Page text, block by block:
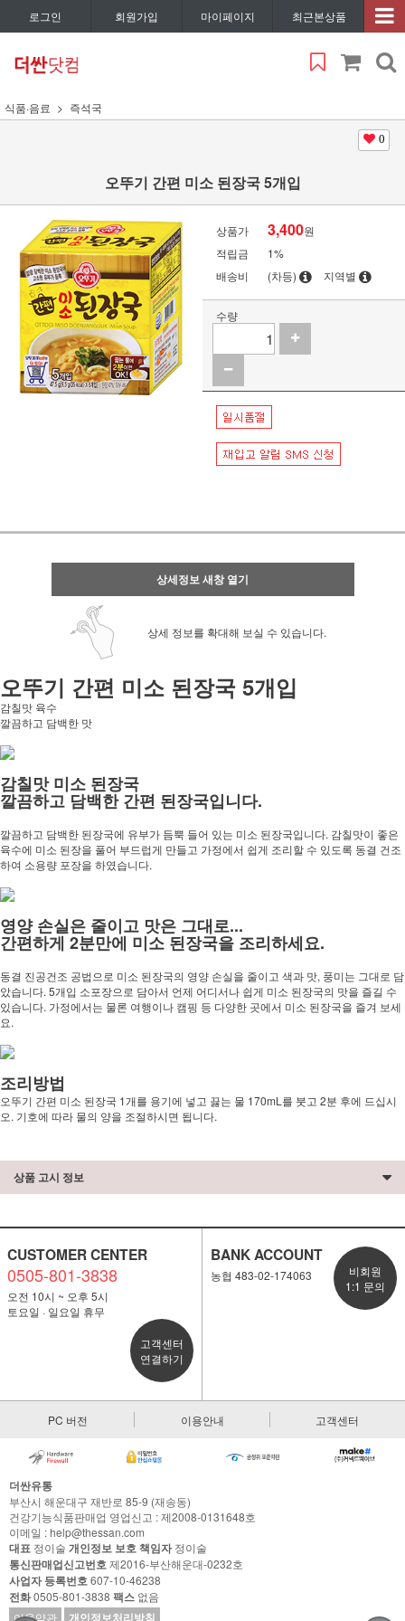
로그인 회원가입 마이페이지 최근본상품
식품·음료 즉석국
0
오뚜기 간편 미소 된장국 5개입
상품가 3,400원
적립금
1%
배송비
(차등) 지역별
수량
상세정보 새창 열기
상세 정보를 확대해 보실 수 있습니다.
오뚜기 간편 미소 된장국 5개입
감칠맛 육수
깔끔하고 담백한 맛
감칠맛 미소 된장국
깔끔하고 담백한 간편 된장국입니다.
깔끔하고 담백한 된장국에 유부가 듬뿍 들어 있는 미소 된장국입니다. 감칠맛이 좋은
육수에 미소 된장을 풀어 부드럽게 만들고 가정에서 쉽게 조리할 수 있도록 동결 건조
하여 소용량 포장을 하였습니다.
영양 손실은 줄이고 맛은 그대로...
간편하게 2분만에 미소 된장국을 조리하세요.
동결 진공건조 공법으로 미소 된장국의 영양 손실을 줄이고 색과 맛, 풍미는 그대로 담
았습니다. 5개입 소포장으로 담아서 언제 어디서나 쉽게 미소 된장국의 맛을 즐길 수
있습니다. 가정에서는 물론 여행이나 캠핑 등 다양한 곳에서 미소 된장국을 즐겨 보세
요.
조리방법
오뚜기 간편 미소 된장국 1개를 용기에 넣고 끓는 물 170mL를 붓고 2분 후에 드십시
오. 기호에 따라 물의 양을 조절하시면 됩니다.
상품 고시 정보
CUSTOMER CENTER
0505-801-3838
오전 10시 ~ 오후 5시
토요일 · 일요일 휴무
고객센터
연결하기
BANK ACCOUNT
농협 483-02-174063
비회원
1:1 문의
PC 버전 이용안내 고객센터
더싼유통
부산시 해운대구 재반로 85-9 (재송동)
건강기능식품판매업 영업신고 : 제2008-0131648호
이메일 : help@thessan.com
대표 정이술 개인정보 보호 책임자정이술
통신판매업신고번호제2016-부산해운대-0232호
사업자 등록번호607-10-46238
전화0505-801-3838 팩스 없음
이용약관
개인정보처리방침